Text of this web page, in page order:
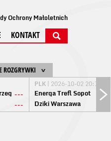
Ochrony Małoletnich
KONTAKT
ROZGRYWKI
---
---
PLK | 2026-10-02 20:15
Energa Trefl Sopot
Dziki Warszawa